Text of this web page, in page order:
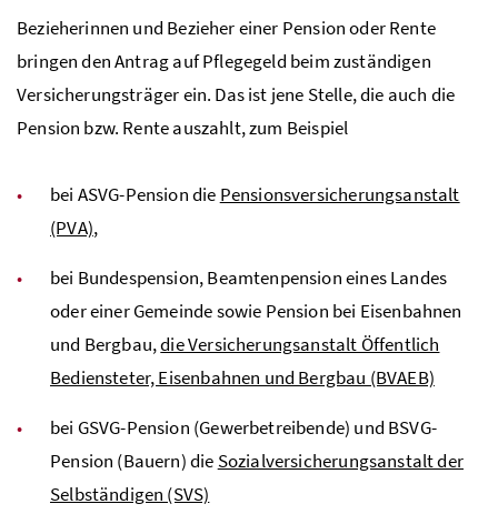
Bezieherinnen und Bezieher einer Pension oder Rente
bringen den Antrag auf Pflegegeld beim zuständigen
Versicherungsträger ein. Das ist jene Stelle, die auch die
Pension bzw. Rente auszahlt, zum Beispiel
bei ASVG-Pension die Pensionsversicherungsanstalt
(PVA),
bei Bundespension, Beamtenpension eines Landes
oder einer Gemeinde sowie Pension bei Eisenbahnen
und Bergbau,die Versicherungsanstalt Öffentlich
Bediensteter, Eisenbahnen und Bergbau (BVAEB)
bei GSVG-Pension (Gewerbetreibende) und BSVG-
Pension (Bauern) die Sozialversicherungsanstalt der
Selbständigen (SVS)